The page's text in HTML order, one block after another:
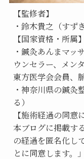
【監修者】
・鈴木貴之（すず
【国家資格・所属】
・鍼灸あんまマッ
ウンセラー、メン
東方医学会会員、
・神奈川県の鍼灸
る）
【施術経過の同意
本ブログに掲載す
の経過を匿名化し
とに同意します。